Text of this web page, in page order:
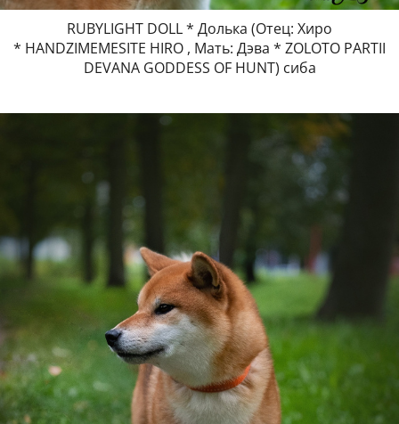
RUBYLIGHT DOLL * Долька (Отец: Хиро
* HANDZIMEMESITE HIRO , Мать: Дэва * ZOLOTO PARTII
DEVANA GODDESS OF HUNT) сиба